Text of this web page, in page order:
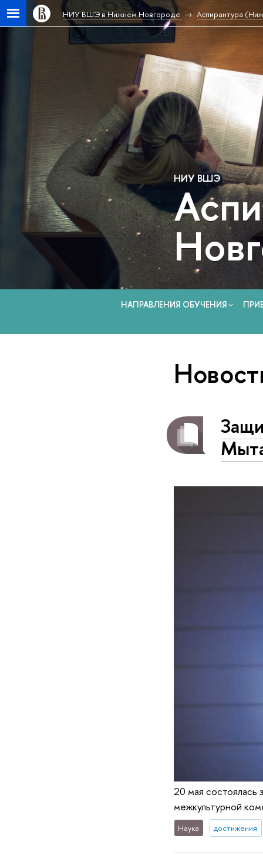
НИУ ВШЭ в Нижнем Новгороде Аспирантура
НИУ ВШЭ
НАПРАВЛЕНИЯ ОБУЧЕНИЯ
20 мая состоялась
межкультурной
Наука достижения